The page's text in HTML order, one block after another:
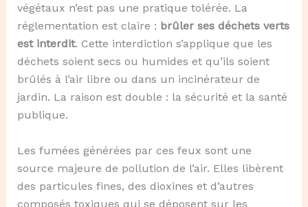
végétaux n’est pas une pratique tolérée. La
réglementation est claire : brûler ses déchets verts
est interdit. Cette interdiction s’applique que les
déchets soient secs ou humides et qu’ils soient
brûlés à l’air libre ou dans un incinérateur de
jardin. La raison est double : la sécurité et la santé
publique.
Les fumées générées par ces feux sont une
source majeure de pollution de l’air. Elles libèrent
des particules fines, des dioxines et d’autres
composés toxiques qui se déposent sur les